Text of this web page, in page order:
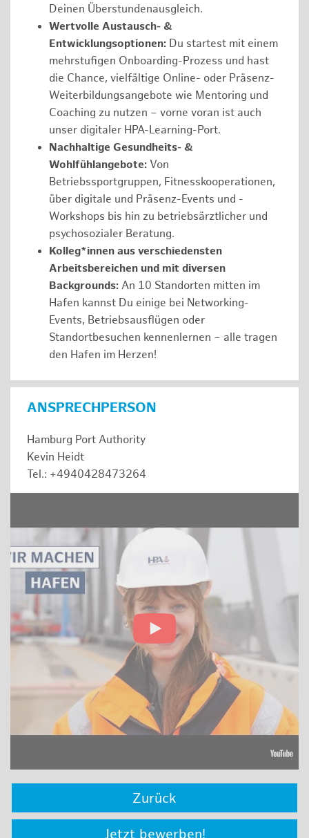
Deinen Überstundenausgleich.
Wertvolle Austausch- &
Entwicklungsoptionen: Du startest mit einem
mehrstufigen Onboarding-Prozess und hast
die Chance, vielfältige Online- oder Präsenz-
Weiterbildungsangebote wie Mentoring und
Coaching zu nutzen – vorne voran ist auch
unser digitaler HPA-Learning-Port.
Nachhaltige Gesundheits- &
Wohlfühlangebote: Von
Betriebssportgruppen, Fitnesskooperationen,
über digitale und Präsenz-Events und -
Workshops bis hin zu betriebsärztlicher und
psychosozialer Beratung.
Kolleg*innen aus verschiedensten
Arbeitsbereichen und mit diversen
Backgrounds: An 10 Standorten mitten im
Hafen kannst Du einige bei Networking-
Events, Betriebsausflügen oder
Standortbesuchen kennenlernen – alle tragen
den Hafen im Herzen!
ANSPRECHPERSON
Hamburg Port Authority
Kevin Heidt
Tel.: +4940428473264
Zurück
Jetzt bewerben!